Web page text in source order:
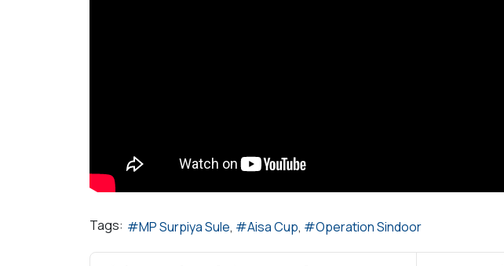
Tags: MP Surpiya Sule Aisa Cup Operation Sindoor